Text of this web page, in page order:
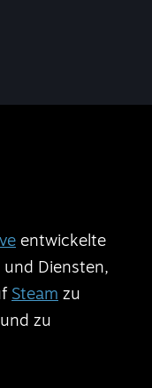
entwickelte
Diensten,
Steam zu
zu